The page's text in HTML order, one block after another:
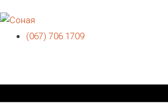
(067) 706 1709